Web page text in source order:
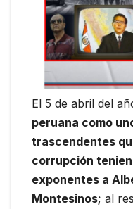
El 5 de abril del
peruana como
trascendentes
corrupción
exponentes a
Montesinos; al